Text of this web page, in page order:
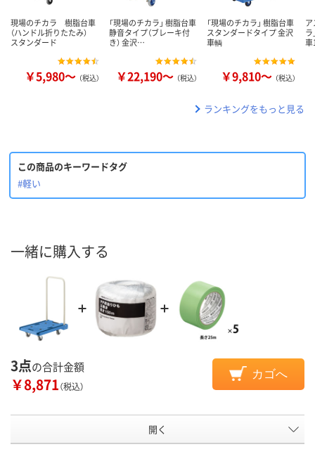
現場のチカラ 樹脂台車
（ハンドル折りたたみ）
スタンダード
￥5,980～ （税込）
「現場のチカラ」 樹脂台車
静音タイプ（ブレーキ付
き） 金沢…
￥22,190～ （税込）
「現場のチカラ」 樹脂台車
スタンダードタイプ 金沢
車輌
￥9,810～ （税込）
ランキングをもっと見る
この商品のキーワードタグ
#軽い
一緒に購入する
3点の合計金額
￥8,871（税込）
カゴへ
開く